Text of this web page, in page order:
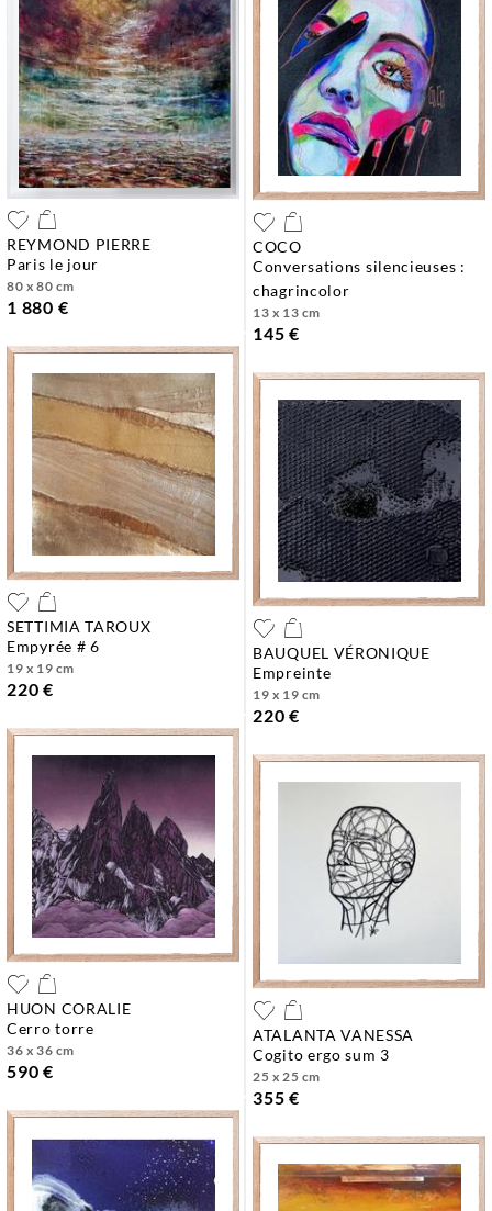
REYMOND PIERRE
paris le jour
80 x 80 cm
1 880 €
COCO
conversations silencieuses :
chagrincolor
13 x 13 cm
145 €
SETTIMIA TAROUX
empyrée # 6
19 x 19 cm
220 €
BAUQUEL VÉRONIQUE
empreinte
19 x 19 cm
220 €
HUON CORALIE
cerro torre
36 x 36 cm
590 €
ATALANTA VANESSA
cogito ergo sum 3
25 x 25 cm
355 €